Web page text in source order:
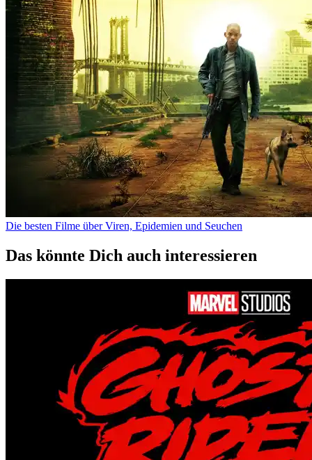
Die besten Filme über Viren, Epidemien und Seuchen
Das könnte Dich auch interessieren